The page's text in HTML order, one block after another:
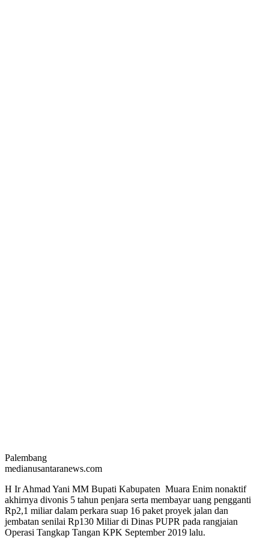
Palembang
medianusantaranews.com
H Ir Ahmad Yani MM Bupati Kabupaten Muara Enim nonaktif
akhirnya divonis 5 tahun penjara serta membayar uang pengganti
Rp2,1 miliar dalam perkara suap 16 paket proyek jalan dan
jembatan senilai Rp130 Miliar di Dinas PUPR pada rangjaian
Operasi Tangkap Tangan KPK September 2019 lalu.